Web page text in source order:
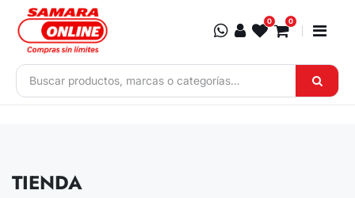
Ir al contenido
0 0
TIENDA